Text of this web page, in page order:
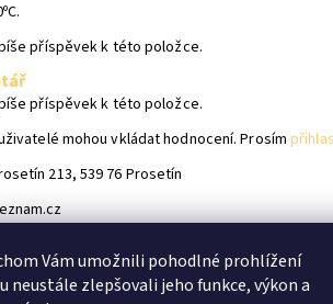
příspěvek k této položce.
příspěvek k této položce.
mohou vkládat hodnocení. Prosím
213, 539 76 Prosetín
| facebook Bílé Slůně | Instagram Bílé Slůně
Vám umožnili pohodlné prohlížení
neustále zlepšovali jeho funkce, výkon a